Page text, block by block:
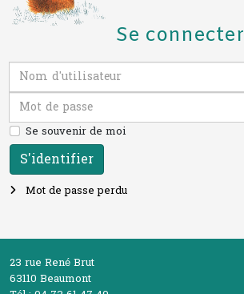
Se connecter
Nom d'utilisateur
Mot de passe
Se souvenir de moi
S'identifier
Mot de passe perdu
23 rue René Brut
63110 Beaumont